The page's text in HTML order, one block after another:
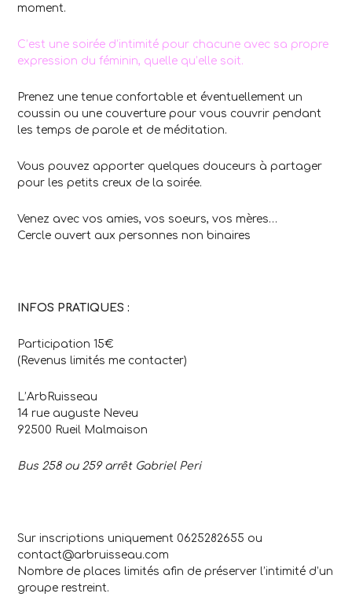
moment.
C’est une soirée d’intimité pour chacune avec sa propre
expression du féminin, quelle qu’elle soit.
Prenez une tenue confortable et éventuellement un
coussin ou une couverture pour vous couvrir pendant
les temps de parole et de méditation.
Vous pouvez apporter quelques douceurs à partager
pour les petits creux de la soirée.
Venez avec vos amies, vos soeurs, vos mères…
Cercle ouvert aux personnes non binaires
INFOS PRATIQUES :
Participation 15€
(Revenus limités me contacter)
L’ArbRuisseau
14 rue auguste Neveu
92500 Rueil Malmaison
Bus 258 ou 259 arrêt Gabriel Peri
Sur inscriptions uniquement 0625282655 ou
contact@arbruisseau.com
Nombre de places limités afin de préserver l’intimité d’un
groupe restreint.